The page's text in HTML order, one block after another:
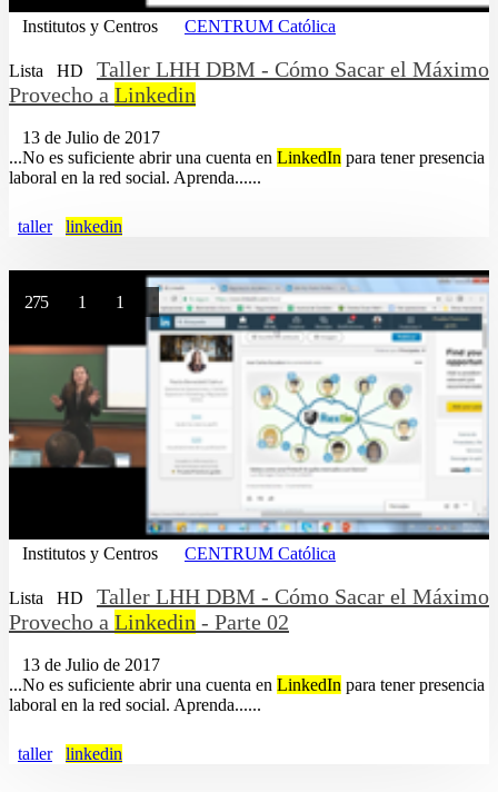
Institutos y Centros CENTRUM Católica
Lista HD
Taller LHH DBM - Cómo Sacar el Máximo
Provecho a Linkedin
13 de Julio de 2017
...No es suficiente abrir una cuenta en LinkedIn para tener presencia
laboral en la red social. Aprenda......
taller linkedin
275 1 1
Institutos y Centros CENTRUM Católica
Lista HD
Taller LHH DBM - Cómo Sacar el Máximo
Provecho a Linkedin - Parte 02
13 de Julio de 2017
...No es suficiente abrir una cuenta en LinkedIn para tener presencia
laboral en la red social. Aprenda......
taller linkedin